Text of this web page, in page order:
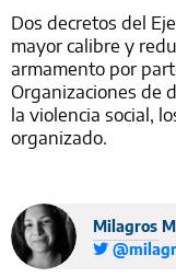
Dos decretos del
mayor calibre y
armamento por
Organizaciones de
la violencia social,
organizado.
Milagros